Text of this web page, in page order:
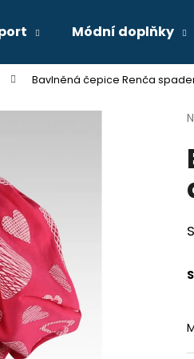
Módní doplňky
Bavlněná čepice Renča
z
Co potřebujete
Doporučujeme